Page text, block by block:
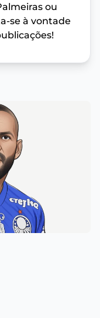
ou
se à vontade